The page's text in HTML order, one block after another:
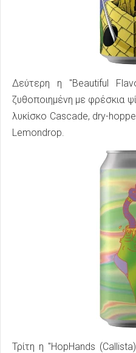
Δεύτερη η "Beautiful
ζυθοποιημένη με φρέσκια
λυκίσκο Cascade, dry-
Lemondrop.
Τρίτη η "HopHands